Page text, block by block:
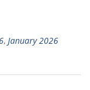
, January 2026